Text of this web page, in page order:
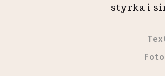
styrka i
Foto